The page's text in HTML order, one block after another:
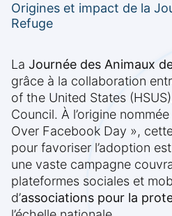
Origines et impact de la
Refuge
La Journée des Animaux
grâce à la collaboration
of the United States
Council. À l’origine
Over Facebook Day »,
pour favoriser l’adoption
une vaste campagne
plateformes sociales et
d’associations pour la